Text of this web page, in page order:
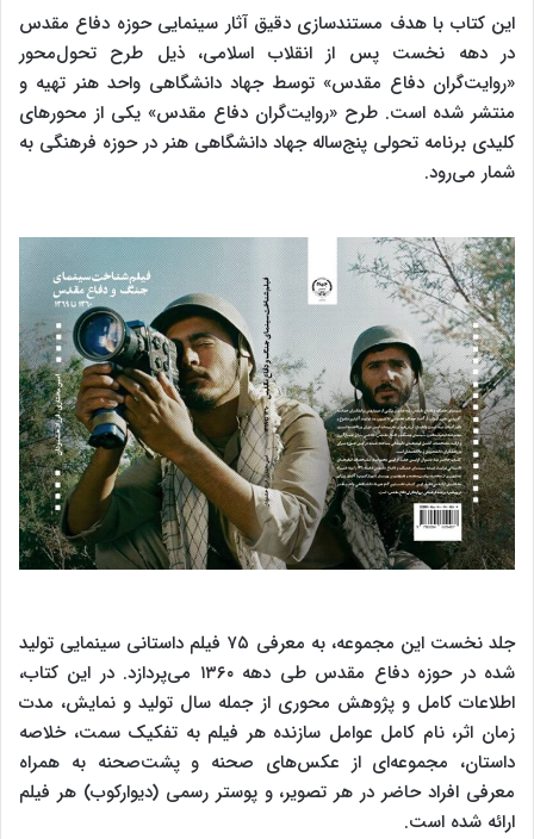
این کتاب با هدف مستندسازی دقیق آثار سینمایی حوزه دفاع مقدس
در دهه نخست پس از انقلاب اسلامی، ذیل طرح تحول‌محور
«روایت‌گران دفاع مقدس» توسط جهاد دانشگاهی واحد هنر تهیه و
منتشر شده است. طرح «روایت‌گران دفاع مقدس» یکی از محورهای
کلیدی برنامه تحولی پنج‌ساله جهاد دانشگاهی هنر در حوزه فرهنگی به
شمار می‌رود.
جلد نخست این مجموعه، به معرفی ۷۵ فیلم داستانی سینمایی تولید
شده در حوزه دفاع مقدس طی دهه ۱۳۶۰ می‌پردازد. در این کتاب،
اطلاعات کامل و پژوهش ‌محوری از جمله سال تولید و نمایش، مدت
زمان اثر، نام کامل عوامل سازنده هر فیلم به تفکیک سمت، خلاصه
داستان، مجموعه‌ای از عکس‌های صحنه و پشت‌صحنه به همراه
معرفی افراد حاضر در هر تصویر، و پوستر رسمی (دیوارکوب) هر فیلم
ارائه شده است.